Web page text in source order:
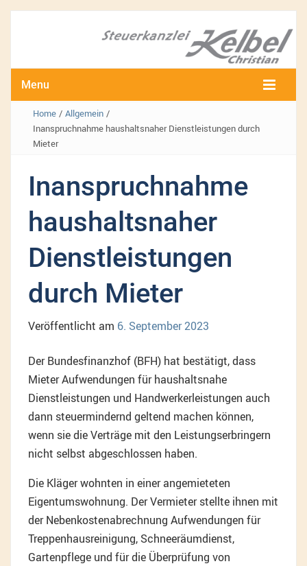
Menu
Home / Allgemein /
Inanspruchnahme haushaltsnaher Dienstleistungen durch
Mieter
Inanspruchnahme
haushaltsnaher
Dienstleistungen
durch Mieter
Veröffentlicht am 6. September 2023
Der Bundesfinanzhof (BFH) hat bestätigt, dass
Mieter Aufwendungen für haushaltsnahe
Dienstleistungen und Handwerkerleistungen auch
dann steuermindernd geltend machen können,
wenn sie die Verträge mit den Leistungserbringern
nicht selbst abgeschlossen haben.
Die Kläger wohnten in einer angemieteten
Eigentumswohnung. Der Vermieter stellte ihnen mit
der Nebenkostenabrechnung Aufwendungen für
Treppenhausreinigung, Schneeräumdienst,
Gartenpflege und für die Überprüfung von